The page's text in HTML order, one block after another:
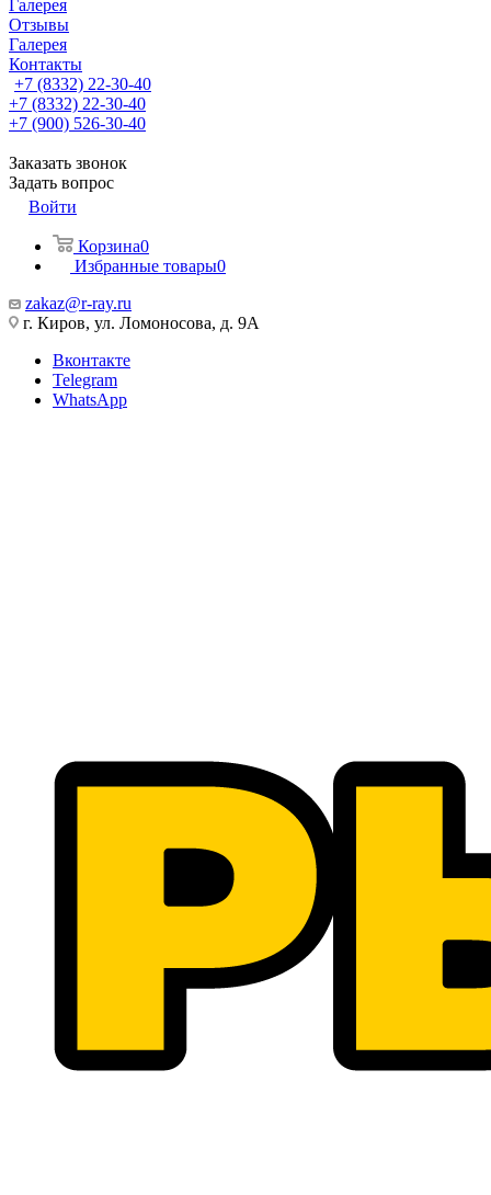
Галерея
Отзывы
Галерея
Контакты
+7 (8332) 22-30-40
+7 (8332) 22-30-40
+7 (900) 526-30-40
Заказать звонок
Задать вопрос
Войти
Корзина0
Избранные товары0
zakaz@r-ray.ru
г. Киров, ул. Ломоносова, д. 9А
Вконтакте
Telegram
WhatsApp